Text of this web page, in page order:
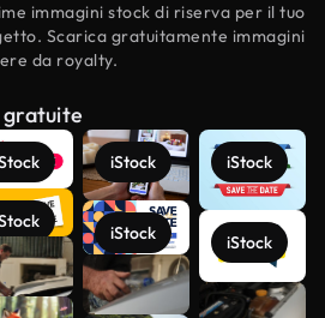
immagini stock di riserva per il tuo
Scarica gratuitamente immagini
da royalty.
gratuite
iStock
iStock
iStock
iStock
Scopri di